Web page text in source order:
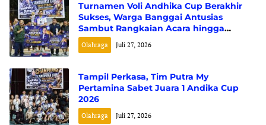
Turnamen Voli Andhika Cup Berakhir
Sukses, Warga Banggai Antusias
Sambut Rangkaian Acara hingga
Pembagian Doorprize
Olahraga Juli 27, 2026
Tampil Perkasa, Tim Putra My
Pertamina Sabet Juara 1 Andika Cup
2026
Olahraga Juli 27, 2026